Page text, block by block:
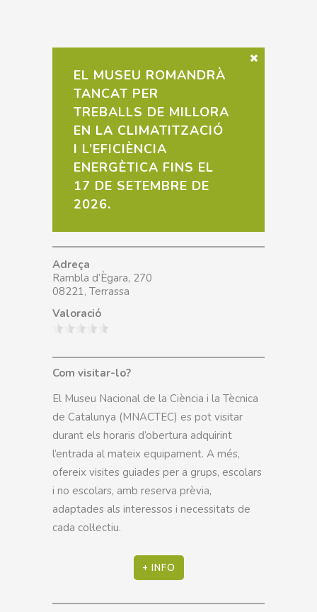
EL MUSEU ROMANDRÀ
TANCAT PER
TREBALLS DE MILLORA
EN LA CLIMATITZACIÓ
I L’EFICIÈNCIA
ENERGÈTICA FINS EL
17 DE SETEMBRE DE
2026.
Adreça
Rambla d’Ègara, 270
08221, Terrassa
Valoració
Com visitar-lo?
El Museu Nacional de la Ciència i la Tècnica
de Catalunya (MNACTEC) es pot visitar
durant els horaris d’obertura adquirint
l’entrada al mateix equipament. A més,
ofereix visites guiades per a grups, escolars
i no escolars, amb reserva prèvia,
adaptades als interessos i necessitats de
cada col·lectiu.
+ INFO